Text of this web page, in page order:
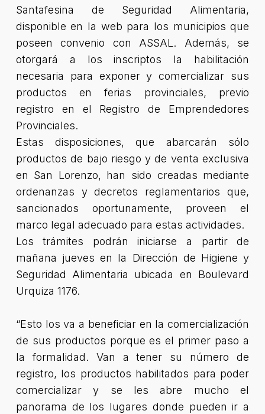
Santafesina de Seguridad Alimentaria,
disponible en la web para los municipios que
poseen convenio con ASSAL. Además, se
otorgará a los inscriptos la habilitación
necesaria para exponer y comercializar sus
productos en ferias provinciales, previo
registro en el Registro de Emprendedores
Provinciales.
Estas disposiciones, que abarcarán sólo
productos de bajo riesgo y de venta exclusiva
en San Lorenzo, han sido creadas mediante
ordenanzas y decretos reglamentarios que,
sancionados oportunamente, proveen el
marco legal adecuado para estas actividades.
Los trámites podrán iniciarse a partir de
mañana jueves en la Dirección de Higiene y
Seguridad Alimentaria ubicada en Boulevard
Urquiza 1176.
“Esto los va a beneficiar en la comercialización
de sus productos porque es el primer paso a
la formalidad. Van a tener su número de
registro, los productos habilitados para poder
comercializar y se les abre mucho el
panorama de los lugares donde pueden ir a